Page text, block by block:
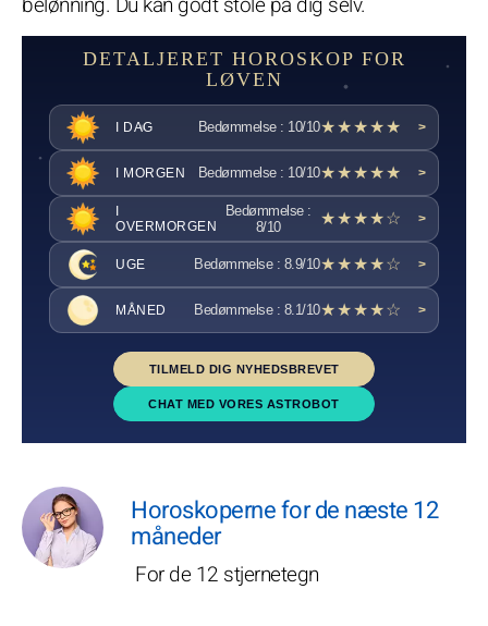
DETALJERET HOROSKOP FOR
LØVEN
I DAG Bedømmelse : 10/10★★★★★ >
I MORGEN Bedømmelse : 10/10★★★★★ >
I
OVERMORGEN
Bedømmelse :
8/10
★★★★☆ >
UGE Bedømmelse : 8.9/10★★★★☆ >
MÅNED Bedømmelse : 8.1/10★★★★☆ >
TILMELD DIG NYHEDSBREVET
CHAT MED VORES ASTROBOT
Horoskoperne for de næste 12
måneder
For de 12 stjernetegn